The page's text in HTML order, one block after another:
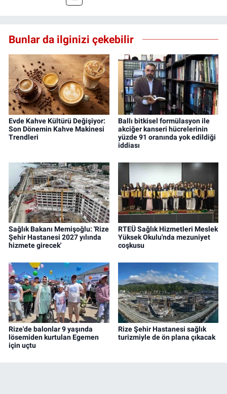
Bunlar da ilginizi çekebilir
Evde Kahve Kültürü Değişiyor:
Son Dönemin Kahve Makinesi
Trendleri
Ballı bitkisel formülasyon ile
akciğer kanseri hücrelerinin
yüzde 91 oranında yok edildiği
iddiası
Sağlık Bakanı Memişoğlu: 'Rize
Şehir Hastanesi 2027 yılında
hizmete girecek'
RTEÜ Sağlık Hizmetleri Meslek
Yüksek Okulu'nda mezuniyet
coşkusu
Rize'de balonlar 9 yaşında
lösemiden kurtulan Egemen
için uçtu
Rize Şehir Hastanesi sağlık
turizmiyle de ön plana çıkacak